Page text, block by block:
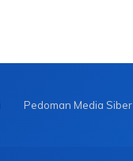
Pedoman Media Siber